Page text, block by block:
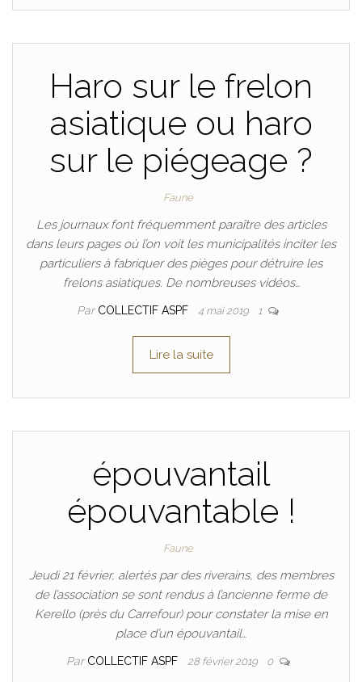
Haro sur le frelon
asiatique ou haro
sur le piégeage ?
Faune
Les journaux font fréquemment paraître des articles
dans leurs pages où l’on voit les municipalités inciter les
particuliers à fabriquer des pièges pour détruire les
frelons asiatiques. De nombreuses vidéos…
Par COLLECTIF ASPF 4 mai 2019 1
Lire la suite
épouvantail
épouvantable !
Faune
Jeudi 21 février, alertés par des riverains, des membres
de l’association se sont rendus à l’ancienne ferme de
Kerello (près du Carrefour) pour constater la mise en
place d’un épouvantail…
Par COLLECTIF ASPF 28 février 2019 0